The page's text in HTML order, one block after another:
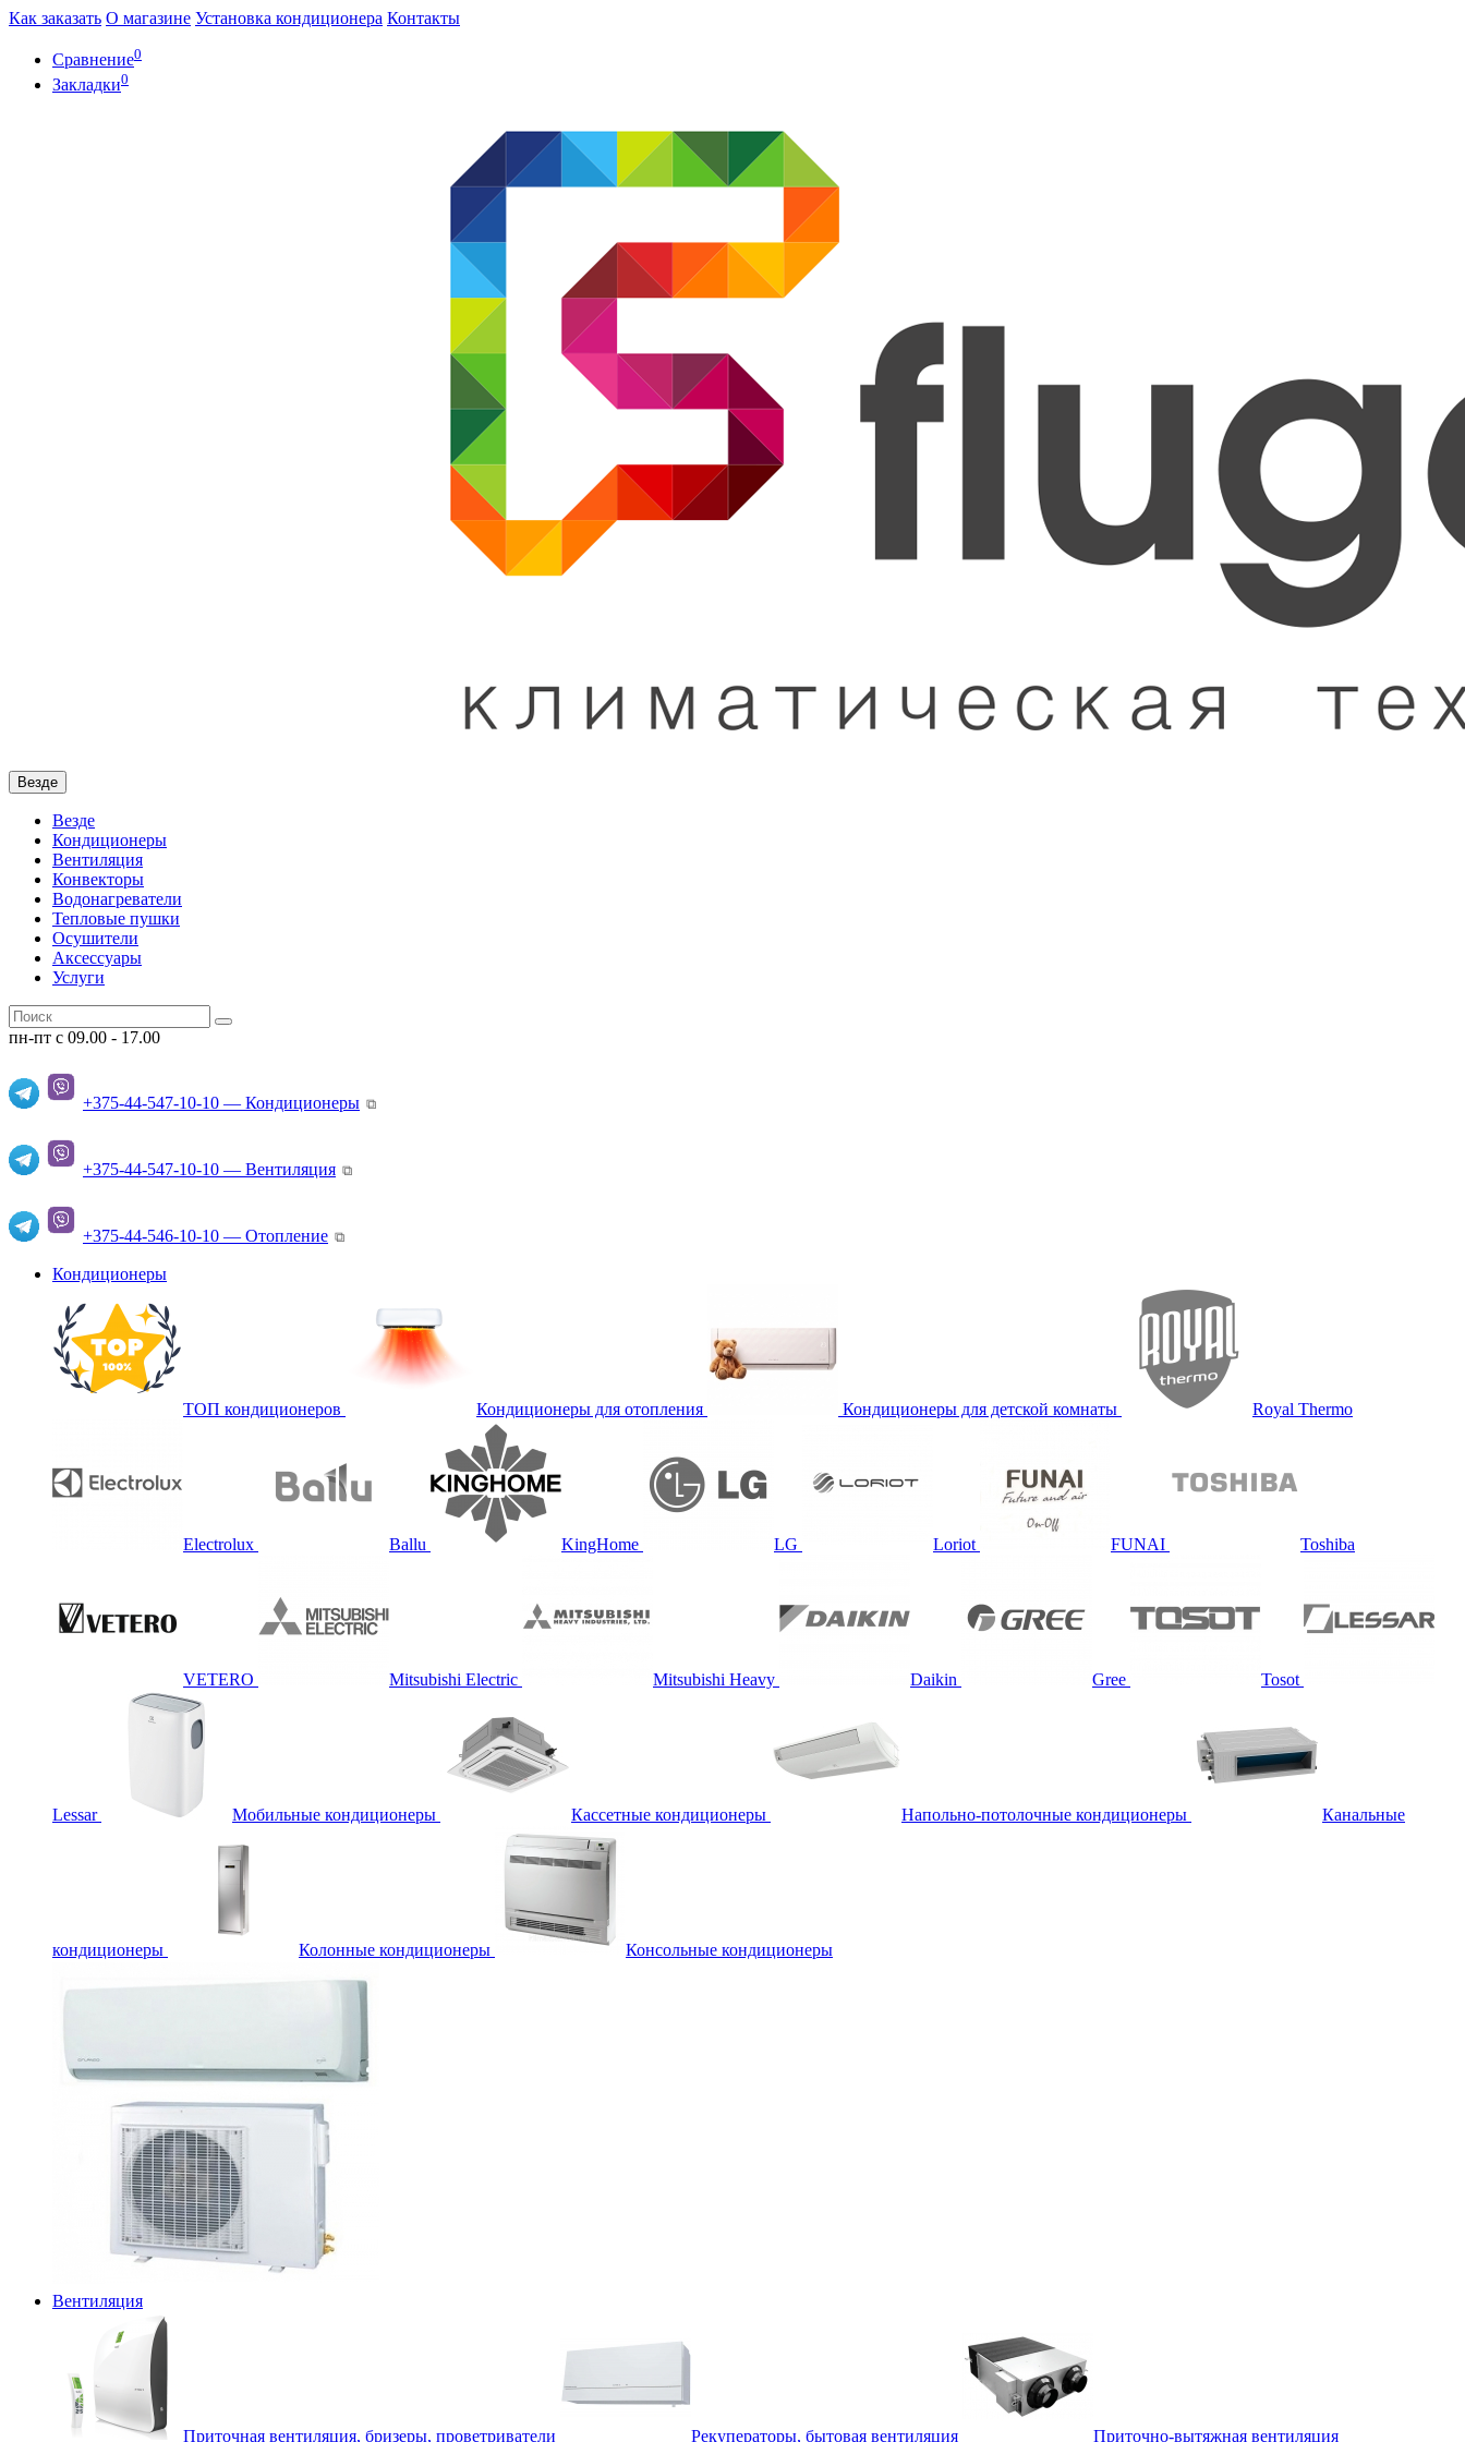
Как заказать О магазине Установка кондиционера Контакты
Сравнение0
Закладки0
Везде
Везде
Кондиционеры
Вентиляция
Конвекторы
Водонагреватели
Тепловые пушки
Осушители
Аксессуары
Услуги
пн-пт с 09.00 - 17.00
+375-44-547-10-10 — Кондиционеры ⧉
+375-44-547-10-10 — Вентиляция ⧉
+375-44-546-10-10 — Отопление ⧉
Кондиционеры
ТОП кондиционеров Кондиционеры для отопления Кондиционеры для детской комнаты Royal Thermo
Electrolux Ballu KingHome LG Loriot FUNAI Toshiba
VETERO Mitsubishi Electric Mitsubishi Heavy Daikin Gree Tosot
Lessar Мобильные кондиционеры Кассетные кондиционеры Напольно-потолочные кондиционеры Канальные
кондиционеры Колонные кондиционеры Консольные кондиционеры
Вентиляция
Приточная вентиляция, бризеры, проветриватели Рекуператоры, бытовая вентиляция Приточно-вытяжная вентиляция